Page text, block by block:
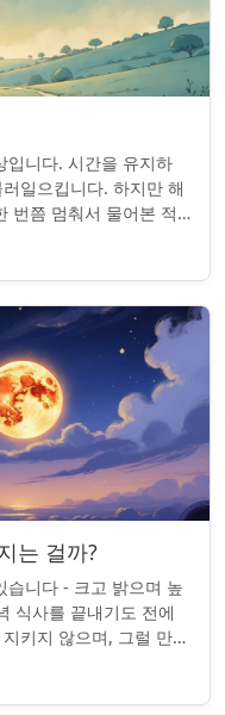
입니다. 시간을 유지하
일으킵니다. 하지만 해
번쯤 멈춰서 물어본 적
는 걸까?
습니다 - 크고 밝으며 높
식사를 끝내기도 전에
키지 않으며, 그럴 만한